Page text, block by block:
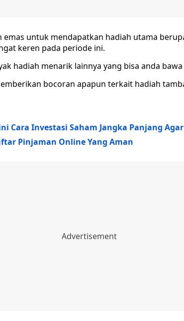
emas untuk mendapatkan hadiah utama
keren pada periode ini.
hadiah menarik lainnya yang bisa anda
bocoran apapun terkait hadiah
Cara Investasi Saham Jangka Panjang
Pinjaman Online Yang Aman